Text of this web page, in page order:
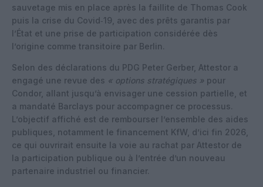
sauvetage mis en place après la faillite de Thomas Cook
puis la crise du Covid‑19, avec des prêts garantis par
l’État et une prise de participation considérée dès
l’origine comme transitoire par Berlin.
Selon des déclarations du PDG Peter Gerber, Attestor a
engagé une revue des « options stratégiques » pour
Condor, allant jusqu’à envisager une cession partielle, et
a mandaté Barclays pour accompagner ce processus.
L’objectif affiché est de rembourser l’ensemble des aides
publiques, notamment le financement KfW, d’ici fin 2026,
ce qui ouvrirait ensuite la voie au rachat par Attestor de
la participation publique ou à l’entrée d’un nouveau
partenaire industriel ou financier.